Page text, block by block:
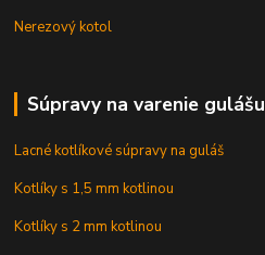
Nerezový kotol
Súpravy na varenie gulášu
Lacné kotlíkové súpravy na guláš
Kotlíky s 1,5 mm kotlinou
Kotlíky s 2 mm kotlinou